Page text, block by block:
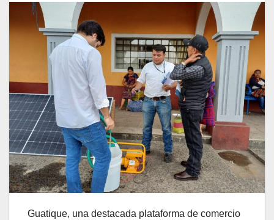
Guatique, una destacada plataforma de comercio